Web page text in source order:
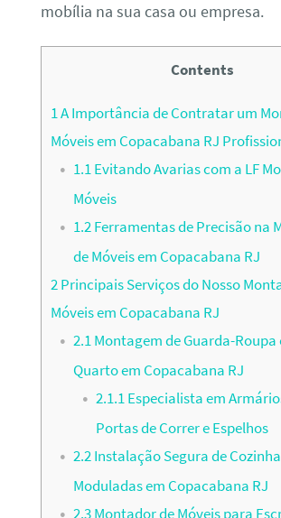
mobília na sua casa ou empresa.
Contents
1A Importância de Contratar um
Móveis em Copacabana RJ
1.1Evitando Avarias com a LF
Móveis
1.2Ferramentas de Precisão na
de Móveis em Copacabana RJ
2Principais Serviços do Nosso
Móveis em Copacabana RJ
2.1Montagem de Guarda-Roupa
Quarto em Copacabana RJ
2.1.1Especialista em
Portas de Correr e Espelhos
2.2Instalação Segura de
Moduladas em Copacabana RJ
2.3Montador de Móveis para